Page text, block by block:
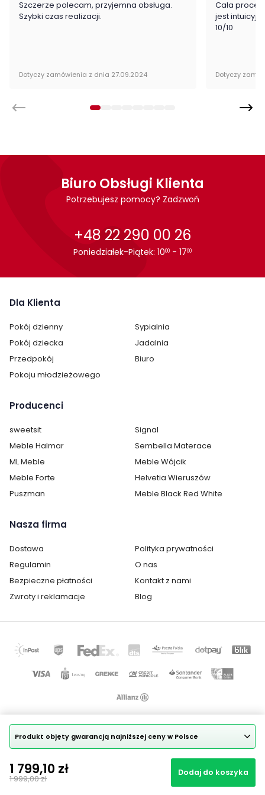
stabilność
rozkładana konstrukcja
instrukcją obsługi do samodzielnego montażu.
90 cm
Pokój: Salon
Materiał blatu:
Kolor mebla:
Kolor blatu: Biały
Regulacja wysokości: nie
Wielkość stołu: 6-osobowy, 8-osobowy
Kolor stołu: Szary
Szczerze polecam, przyjemna obsługa.
Szybki czas realizacji.
Dotyczy zamówienia z dnia 27.09.2024
Cała
jest
10/10
Dotyczy
Produkt objęty gwarancją najniższej ceny w Polsce
1 799,10 zł
1 999,00 zł
Dodaj do koszyka
Biuro Obsługi Klienta
Potrzebujesz pomocy? Zadzwoń
+48 22 290 00 26
Poniedziałek-Piątek: 1000 - 1700
Dla Klienta
Pokój dzienny
Sypialnia
Pokój dziecka
Jadalnia
Przedpokój
Biuro
Pokoju młodzieżowego
Producenci
sweetsit
Signal
Meble Halmar
Sembella Materace
ML Meble
Meble Wójcik
Meble Forte
Helvetia Wieruszów
Puszman
Meble Black Red White
Nasza firma
Dostawa
Polityka prywatności
Regulamin
O nas
Bezpieczne płatności
Kontakt z nami
Zwroty i reklamacje
Blog
Copyright © 2025
Realizacja projektu: Igor Chudy